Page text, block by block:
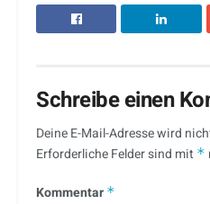
Schreibe einen
Deine E-Mail-Adresse wird
Erforderliche Felder sind mit *
Kommentar *